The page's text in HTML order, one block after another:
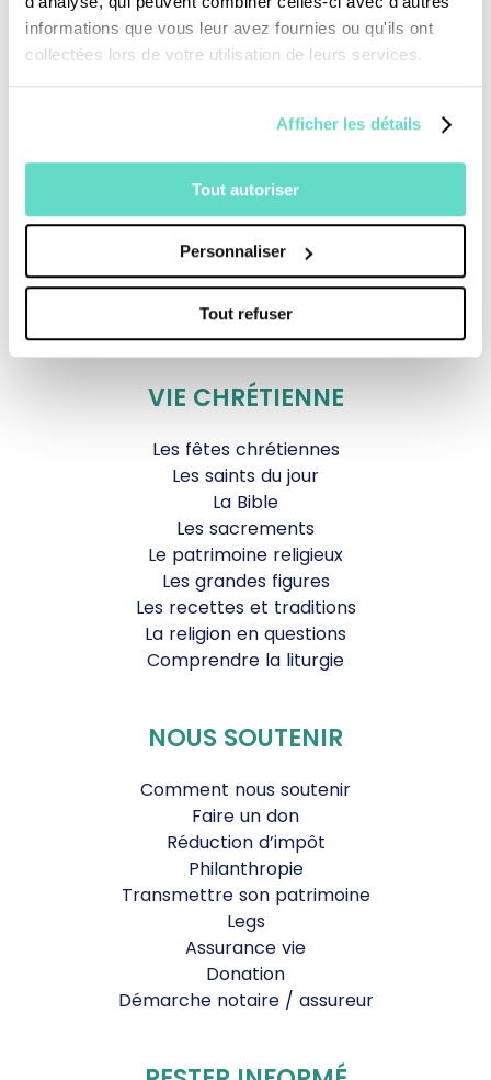
informations que vous leur avez fournies ou qu'ils ont
collectées lors de votre utilisation de leurs services.
Afficher les détails
Tout autoriser
Personnaliser
Tout refuser
TOUS NOS PROGRAMMES
La messe
Documentaires
Parole Inattendue
Tous Frères
Générations Laudato Si’
Agenda Culturel
Nos émissions
Toutes nos vidéos
VIE CHRÉTIENNE
Les fêtes chrétiennes
Les saints du jour
La Bible
Les sacrements
Le patrimoine religieux
Les grandes figures
Les recettes et traditions
La religion en questions
Comprendre la liturgie
NOUS SOUTENIR
Comment nous soutenir
Faire un don
Réduction d’impôt
Philanthropie
Transmettre son patrimoine
Legs
Assurance vie
Donation
Démarche notaire / assureur